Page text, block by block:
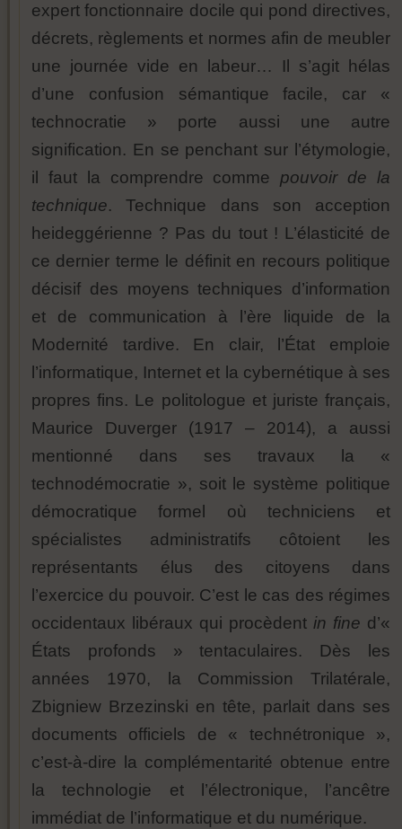
expert fonctionnaire docile qui pond directives,
décrets, règlements et normes afin de meubler
une journée vide en labeur… Il s’agit hélas
d’une confusion sémantique facile, car «
technocratie » porte aussi une autre
signification. En se penchant sur l’étymologie,
il faut la comprendre commepouvoir de la
technique. Technique dans son acception
heideggérienne ? Pas du tout ! L’élasticité de
ce dernier terme le définit en recours politique
décisif des moyens techniques d’information
et de communication à l’ère liquide de la
Modernité tardive. En clair, l’État emploie
l’informatique, Internet et la cybernétique à ses
propres fins. Le politologue et juriste français,
Maurice Duverger (1917 – 2014), a aussi
mentionné dans ses travaux la «
technodémocratie », soit le système politique
démocratique formel où techniciens et
spécialistes administratifs côtoient les
représentants élus des citoyens dans
l’exercice du pouvoir. C’est le cas des régimes
occidentaux libéraux qui procèdent in fine d’«
États profonds » tentaculaires. Dès les
années 1970, la Commission Trilatérale,
Zbigniew Brzezinski en tête, parlait dans ses
documents officiels de « technétronique »,
c’est-à-dire la complémentarité obtenue entre
la technologie et l’électronique, l’ancêtre
immédiat de l’informatique et du numérique.